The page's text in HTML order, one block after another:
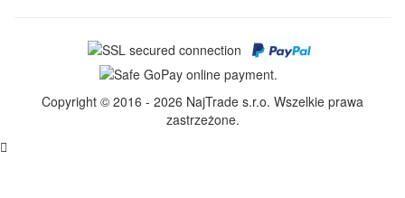
Copyright © 2016 - 2026 NajTrade s.r.o. Wszelkie prawa
zastrzeżone.